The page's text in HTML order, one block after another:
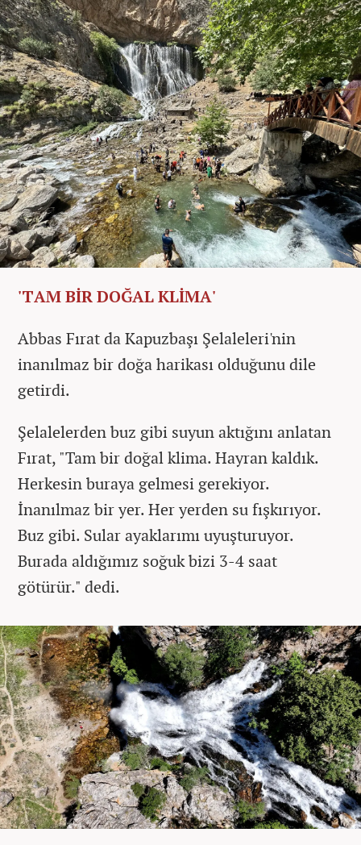
'TAM BİR DOĞAL KLİMA'
Abbas Fırat da Kapuzbaşı Şelaleleri'nin
inanılmaz bir doğa harikası olduğunu dile
getirdi.
Şelalelerden buz gibi suyun aktığını anlatan
Fırat, "Tam bir doğal klima. Hayran kaldık.
Herkesin buraya gelmesi gerekiyor.
İnanılmaz bir yer. Her yerden su fışkırıyor.
Buz gibi. Sular ayaklarımı uyuşturuyor.
Burada aldığımız soğuk bizi 3-4 saat
götürür." dedi.